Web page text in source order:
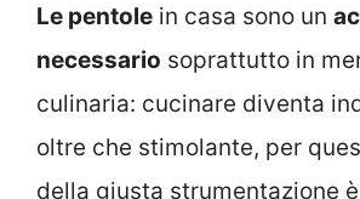
Le pentole in casa sono un
necessario soprattutto in
culinaria: cucinare diventa
oltre che stimolante, per
della giusta strumentazione